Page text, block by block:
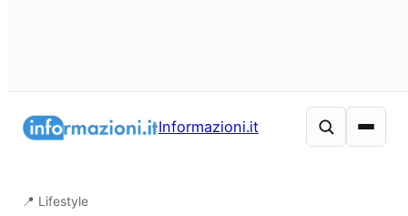
Informazioni.it
📍 Lifestyle